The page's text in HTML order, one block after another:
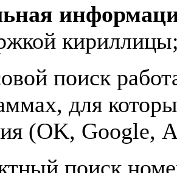
поиск
для
(OK, Google,
поиск